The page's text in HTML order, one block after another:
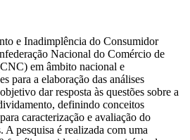
e Inadimplência do Consumidor
Nacional do Comércio de
em âmbito nacional e
para a elaboração das análises
dar resposta às questões sobre a
definindo conceitos
caracterização e avaliação do
pesquisa é realizada com uma